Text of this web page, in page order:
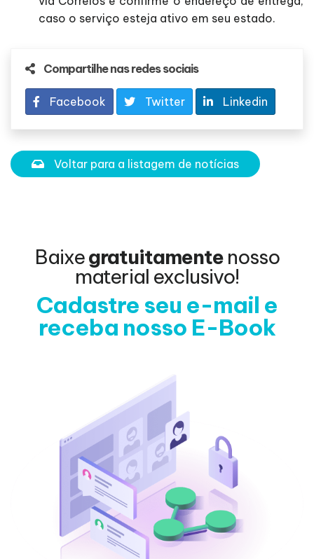
caso o serviço esteja ativo em seu estado.
Compartilhe nas redes sociais
Facebook Twitter Linkedin
Voltar para a listagem de notícias
Baixegratuitamente nosso
material exclusivo!
Cadastre seu e-mail e
receba nosso E-Book